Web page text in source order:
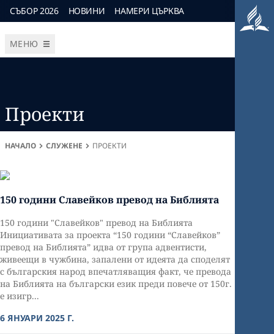
СЪБОР 2026 НОВИНИ НАМЕРИ ЦЪРКВА
МЕНЮ
Проекти
НАЧАЛО СЛУЖЕНЕ ПРОЕКТИ
150 години Славейков превод на Библията
150 години "Славейков" превод на Библията
Инициативата за проекта “150 години “Славейков”
превод на Библията” идва от група адвентисти,
живеещи в чужбина, запалени от идеята да споделят
с българския народ впечатляващия факт, че превода
на Библията на български език преди повече от 150г.
е изигр...
6 ЯНУАРИ 2025 Г.